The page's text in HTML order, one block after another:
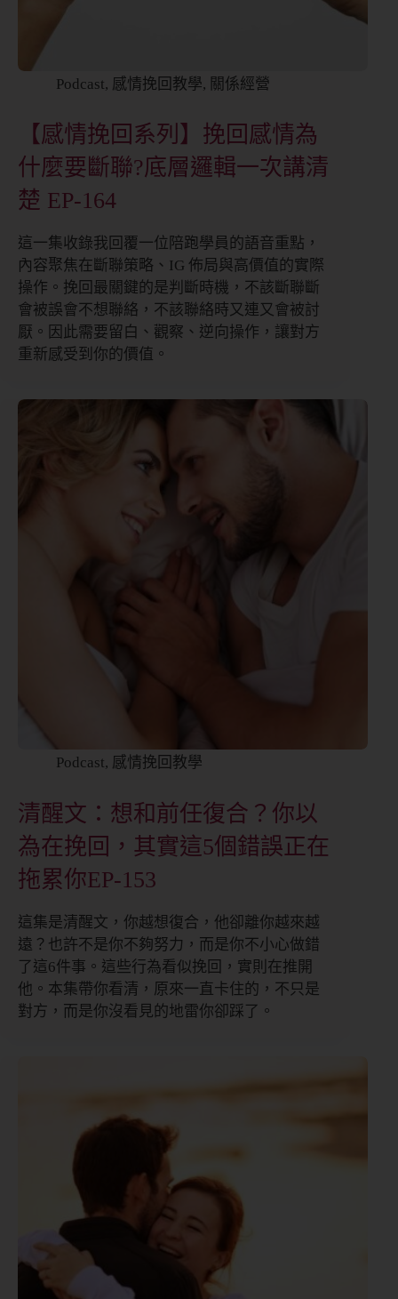
Podcast, 感情挽回教學, 關係經營
【感情挽回系列】挽回感情為
什麼要斷聯?底層邏輯一次講清
楚 EP-164
這一集收錄我回覆一位陪跑學員的語音重點，
內容聚焦在斷聯策略、IG 佈局與高價值的實際
操作。挽回最關鍵的是判斷時機，不該斷聯斷
會被誤會不想聯絡，不該聯絡時又連又會被討
厭。因此需要留白、觀察、逆向操作，讓對方
重新感受到你的價值。
Podcast, 感情挽回教學
清醒文：想和前任復合？你以
為在挽回，其實這5個錯誤正在
拖累你EP-153
這集是清醒文，你越想復合，他卻離你越來越
遠？也許不是你不夠努力，而是你不小心做錯
了這6件事。這些行為看似挽回，實則在推開
他。本集帶你看清，原來一直卡住的，不只是
對方，而是你沒看見的地雷你卻踩了。